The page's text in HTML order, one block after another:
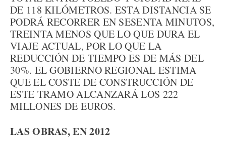
DE 118 KILÓMETROS. ESTA DISTANCIA SE
PODRÁ RECORRER EN SESENTA MINUTOS,
TREINTA MENOS QUE LO QUE DURA EL
VIAJE ACTUAL, POR LO QUE LA
REDUCCIÓN DE TIEMPO ES DE MÁS DEL
30%. EL GOBIERNO REGIONAL ESTIMA
QUE EL COSTE DE CONSTRUCCIÓN DE
ESTE TRAMO ALCANZARÁ LOS 222
MILLONES DE EUROS.
LAS OBRAS, EN 2012